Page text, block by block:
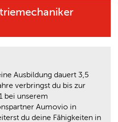
Ausbildung dauert 3,5
verbringst du bis zur
bei unserem
Aumovio in
du deine Fähigkeiten in